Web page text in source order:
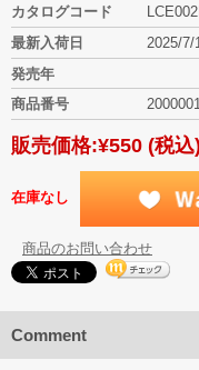
カタログコード
最新入荷日
2025/7/
発売年
商品番号
販売価格:¥550 (税込)
在庫なし
商品のお問い合わせ
Comment